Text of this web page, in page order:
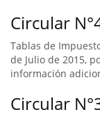
Circular
Tablas de
de Julio de 2015,
información
Circular